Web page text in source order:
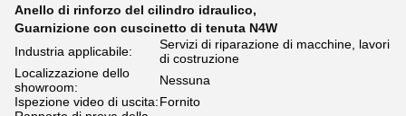
Anello di rinforzo del cilindro idraulico,
Guarnizione con cuscinetto di tenuta N4W
Industria applicabile:
Servizi di riparazione di macchine, lavori
di costruzione
Localizzazione dello
showroom:
Nessuna
Ispezione video di uscita:Fornito